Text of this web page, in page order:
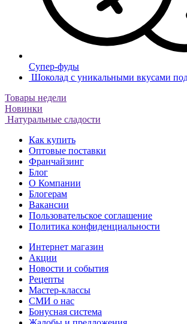
Супер-фуды
Шоколад с уникальными вкусами под
Товары недели
Новинки
Натуральные сладости
Как купить
Оптовые поставки
Франчайзинг
Блог
О Компании
Блогерам
Вакансии
Пользовательское соглашение
Политика конфиденциальности
Интернет магазин
Акции
Новости и события
Рецепты
Мастер-классы
СМИ о нас
Бонусная система